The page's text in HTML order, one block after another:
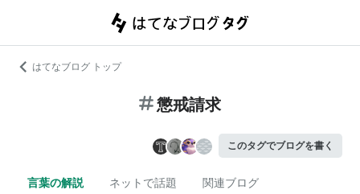
はてなブログ トップ
懲戒請求
このタグでブログを書く
言葉の解説 ネットで話題 関連ブログ